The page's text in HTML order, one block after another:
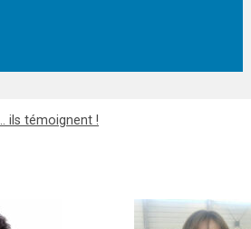
ils témoignent !